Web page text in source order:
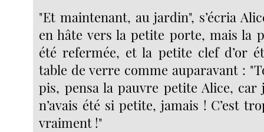
"Et maintenant, au jardin", s’écria
en hâte vers la petite porte, mais la
été refermée, et la petite clef d’or
table de verre comme auparavant :
pis, pensa la pauvre petite Alice, car
n’avais été si petite, jamais ! C’est
vraiment !"